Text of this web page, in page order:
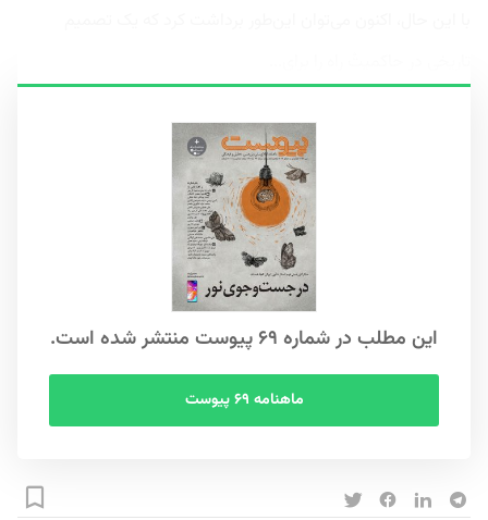
این مطلب در شماره ۶۹ پیوست منتشر شده است.
ماهنامه ۶۹ پیوست